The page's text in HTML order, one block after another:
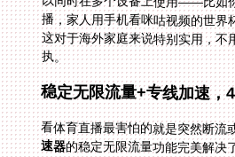
执。
稳定无限流量+专线加速，
看体育直播最害怕的就是突然断流
速器的稳定无限流量功能完美解决
能分流技术，会把你的观赛流量
音、游戏加速专线上，而且每
宽，即使是4K高清的世界杯直
畅，不会出现缓冲的情况。比如